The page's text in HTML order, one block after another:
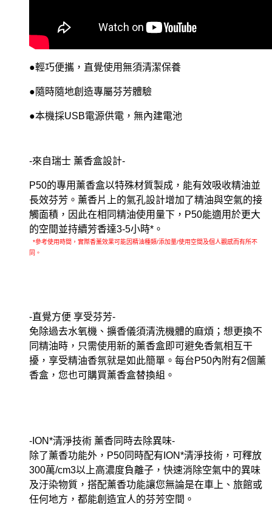
●輕巧便攜，直覺使用無須清潔保養
●隨時隨地創造專屬芬芳體驗
●本機採USB電源供電，無內建電池
-來自瑞士 薰香盒設計-
P50的專用薰香盒以特殊材質製成，能有效吸收精油並
長效芬芳。薰香片上的氣孔設計增加了精油與空氣的接
觸面積，因此在相同精油使用量下，P50能適用於更大
的空間並持續芳香達3-5小時*。
*參考使用時間，實際香薰效果可能因精油種類/添加量/使用空間及個人觀感而有所不
同。
-直覺方便 享受芬芳-
免除過去水氧機、擴香儀須清洗機體的麻煩；想更換不
同精油時，只需使用新的薰香盒即可避免香氣相互干
擾，享受精油香氛就是如此簡單。 每台P50內附有2個薰
香盒，您也可購買薰香盒替換組。
-ION*清淨技術 薰香同時去除異味-
除了薰香功能外，P50同時配有ION*清淨技術，可釋放
300萬/cm3以上高濃度負離子，快速消除空氣中的異味
及汙染物質，搭配薰香功能讓您無論是在車上、旅館或
任何地方，都能創造宜人的芬芳空間。